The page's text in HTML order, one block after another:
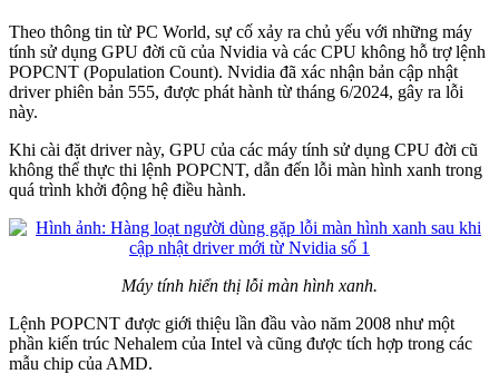
Theo thông tin từ PC World, sự cố xảy ra chủ yếu với những máy
tính sử dụng GPU đời cũ của Nvidia và các CPU không hỗ trợ lệnh
POPCNT (Population Count). Nvidia đã xác nhận bản cập nhật
driver phiên bản 555, được phát hành từ tháng 6/2024, gây ra lỗi
này.
Khi cài đặt driver này, GPU của các máy tính sử dụng CPU đời cũ
không thể thực thi lệnh POPCNT, dẫn đến lỗi màn hình xanh trong
quá trình khởi động hệ điều hành.
Máy tính hiển thị lỗi màn hình xanh.
Lệnh POPCNT được giới thiệu lần đầu vào năm 2008 như một
phần kiến trúc Nehalem của Intel và cũng được tích hợp trong các
mẫu chip của AMD.